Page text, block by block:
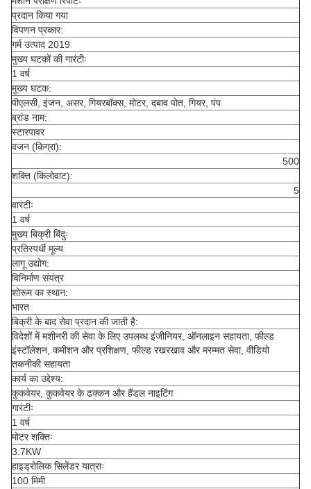
प्रदान किया गया
विपणन प्रकार:
गर्म उत्पाद 2019
मुख्य घटकों की गारंटीः
1 वर्ष
मुख्य घटक:
पीएलसी, इंजन, असर, गियरबॉक्स, मोटर, दबाव पोत, गियर, पंप
ब्रांड नाम:
स्टारपावर
वजन (किग्रा):
500
शक्ति (किलोवाट):
5
वारंटीः
1 वर्ष
मुख्य बिक्री बिंदुः
प्रतिस्पर्धी मूल्य
लागू उद्योग:
विनिर्माण संयंत्र
शोरूम का स्थान:
भारत
बिक्री के बाद सेवा प्रदान की जाती है:
विदेशों में मशीनरी की सेवा के लिए उपलब्ध इंजीनियर, ऑनलाइन सहायता, फील्ड
इंस्टॉलेशन, कमीशन और प्रशिक्षण, फील्ड रखरखाव और मरम्मत सेवा, वीडियो
तकनीकी सहायता
कार्य का उद्देश्य:
कुकवेयर, कुकवेयर के ढक्कन और हैंडल नाइटिंग
गारंटीः
1 वर्ष
मोटर शक्तिः
3.7KW
हाइड्रोलिक सिलेंडर यात्राः
100 मिमी